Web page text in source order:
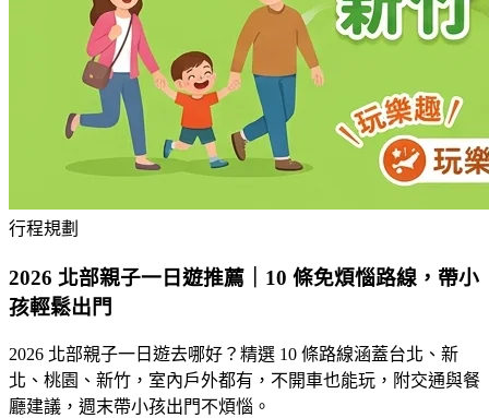
行程規劃
2026 北部親子一日遊推薦｜10 條免煩惱路線，帶小
孩輕鬆出門
2026 北部親子一日遊去哪好？精選 10 條路線涵蓋台北、新
北、桃園、新竹，室內戶外都有，不開車也能玩，附交通與餐
廳建議，週末帶小孩出門不煩惱。